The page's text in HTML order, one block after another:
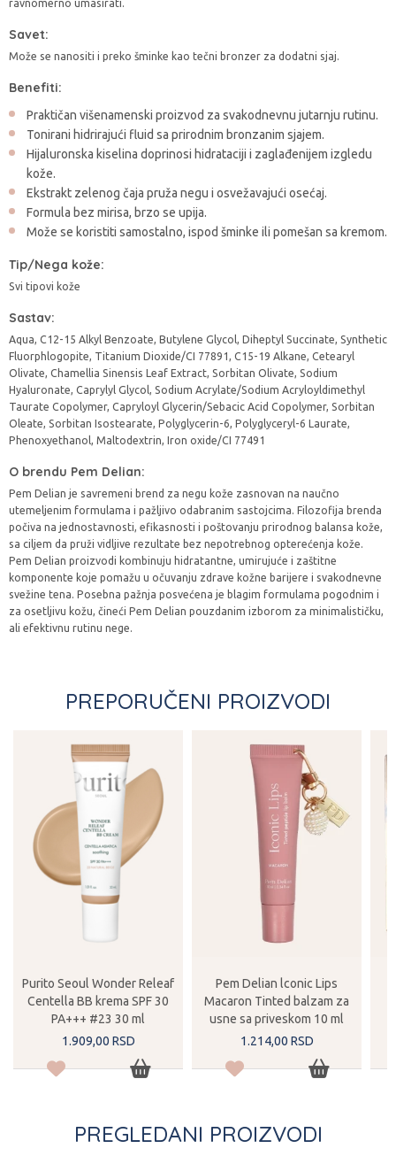
ravnomerno umasirati.
Savet:
Može se nanositi i preko šminke kao tečni bronzer za dodatni sjaj.
Benefiti:
Praktičan višenamenski proizvod za svakodnevnu jutarnju rutinu.
Tonirani hidrirajući fluid sa prirodnim bronzanim sjajem.
Hijaluronska kiselina doprinosi hidrataciji i zaglađenijem izgledu
kože.
Ekstrakt zelenog čaja pruža negu i osvežavajući osećaj.
Formula bez mirisa, brzo se upija.
Može se koristiti samostalno, ispod šminke ili pomešan sa kremom.
Tip/Nega kože:
Svi tipovi kože
Sastav:
Aqua, C12-15 Alkyl Benzoate, Butylene Glycol, Diheptyl Succinate, Synthetic
Fluorphlogopite, Titanium Dioxide/CI 77891, C15-19 Alkane, Cetearyl
Olivate, Chamellia Sinensis Leaf Extract, Sorbitan Olivate, Sodium
Hyaluronate, Caprylyl Glycol, Sodium Acrylate/Sodium Acryloyldimethyl
Taurate Copolymer, Capryloyl Glycerin/Sebacic Acid Copolymer, Sorbitan
Oleate, Sorbitan Isostearate, Polyglycerin-6, Polyglyceryl-6 Laurate,
Phenoxyethanol, Maltodextrin, Iron oxide/CI 77491
O brendu Pem Delian:
Pem Delian je savremeni brend za negu kože zasnovan na naučno
utemeljenim formulama i pažljivo odabranim sastojcima. Filozofija brenda
počiva na jednostavnosti, efikasnosti i poštovanju prirodnog balansa kože,
sa ciljem da pruži vidljive rezultate bez nepotrebnog opterećenja kože.
Pem Delian proizvodi kombinuju hidratantne, umirujuće i zaštitne
komponente koje pomažu u očuvanju zdrave kožne barijere i svakodnevne
svežine tena. Posebna pažnja posvećena je blagim formulama pogodnim i
za osetljivu kožu, čineći Pem Delian pouzdanim izborom za minimalističku,
ali efektivnu rutinu nege.
PREPORUČENI PROIZVODI
Purito Seoul Wonder Releaf
Centella BB krema SPF 30
PA+++ #23 30 ml
1.909,00 RSD
Pem Delian lconic Lips
Macaron Tinted balzam za
usne sa priveskom 10 ml
1.214,00 RSD
PREGLEDANI PROIZVODI